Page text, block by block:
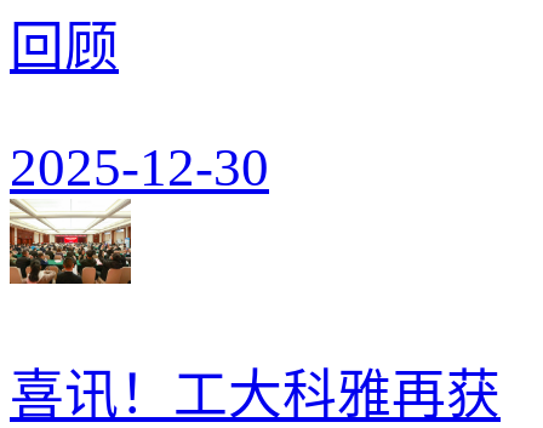
回顾
2025-12-30
喜讯！工大科雅再获